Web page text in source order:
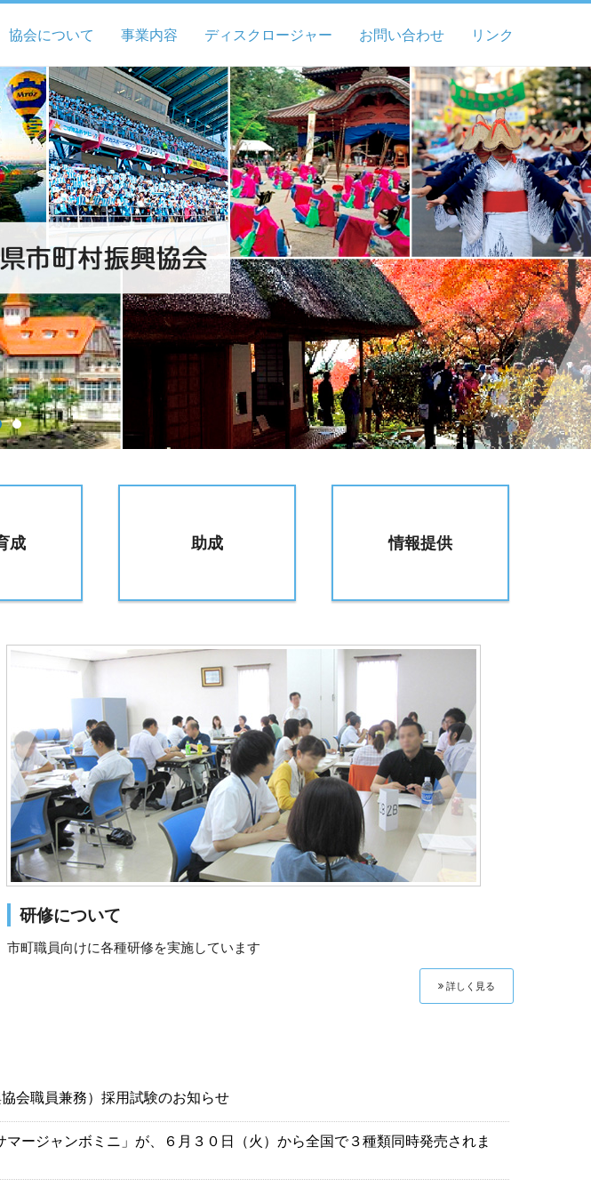
協会について 事業内容 ディスクロージャー お問い合わせ リンク
成 助成 情報提供
研修について
市町職員向けに各種研修を実施しています
詳しく見る
会職員兼務）採用試験のお知らせ
ージャンボミニ」が、６月３０日（火）から全国で３種類同時発売されま